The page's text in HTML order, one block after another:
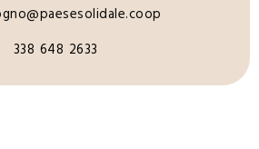
338 648 2633​